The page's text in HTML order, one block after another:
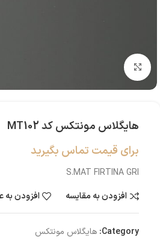
بزرگنمایی تصویر
هایگلاس مونتکس کد MT102
برای قیمت تماس بگیرید
S.MAT FIRTINA GRI
افزودن به مقایسه
افزودن به
Category: هایگلاس مونتکس